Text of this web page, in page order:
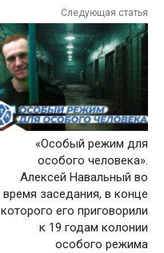
Следующая статья
«Особый режим для
особого человека».
Алексей Навальный во
время заседания, в конце
которого его приговорили
к 19 годам колонии
особого режима